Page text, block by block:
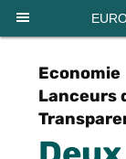
Economie
Lanceurs